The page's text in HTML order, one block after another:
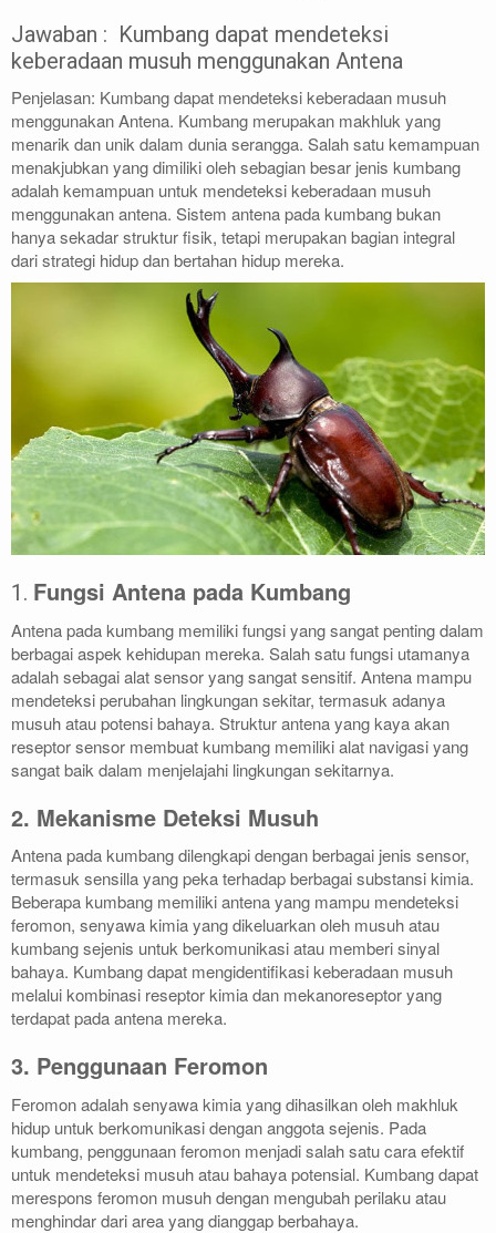
Jawaban : Kumbang dapat mendeteksi
keberadaan musuh menggunakan Antena
Penjelasan: Kumbang dapat mendeteksi keberadaan musuh
menggunakan Antena. Kumbang merupakan makhluk yang
menarik dan unik dalam dunia serangga. Salah satu kemampuan
menakjubkan yang dimiliki oleh sebagian besar jenis kumbang
adalah kemampuan untuk mendeteksi keberadaan musuh
menggunakan antena. Sistem antena pada kumbang bukan
hanya sekadar struktur fisik, tetapi merupakan bagian integral
dari strategi hidup dan bertahan hidup mereka.
1. Fungsi Antena pada Kumbang
Antena pada kumbang memiliki fungsi yang sangat penting dalam
berbagai aspek kehidupan mereka. Salah satu fungsi utamanya
adalah sebagai alat sensor yang sangat sensitif. Antena mampu
mendeteksi perubahan lingkungan sekitar, termasuk adanya
musuh atau potensi bahaya. Struktur antena yang kaya akan
reseptor sensor membuat kumbang memiliki alat navigasi yang
sangat baik dalam menjelajahi lingkungan sekitarnya.
2. Mekanisme Deteksi Musuh
Antena pada kumbang dilengkapi dengan berbagai jenis sensor,
termasuk sensilla yang peka terhadap berbagai substansi kimia.
Beberapa kumbang memiliki antena yang mampu mendeteksi
feromon, senyawa kimia yang dikeluarkan oleh musuh atau
kumbang sejenis untuk berkomunikasi atau memberi sinyal
bahaya. Kumbang dapat mengidentifikasi keberadaan musuh
melalui kombinasi reseptor kimia dan mekanoreseptor yang
terdapat pada antena mereka.
3. Penggunaan Feromon
Feromon adalah senyawa kimia yang dihasilkan oleh makhluk
hidup untuk berkomunikasi dengan anggota sejenis. Pada
kumbang, penggunaan feromon menjadi salah satu cara efektif
untuk mendeteksi musuh atau bahaya potensial. Kumbang dapat
merespons feromon musuh dengan mengubah perilaku atau
menghindar dari area yang dianggap berbahaya.